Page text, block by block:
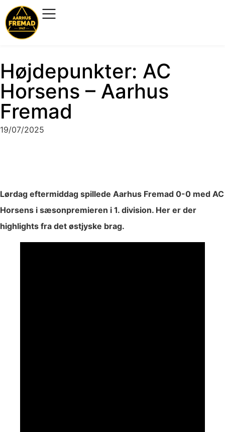
Højdepunkter: AC
Horsens – Aarhus
Fremad
19/07/2025
Lørdag eftermiddag spillede Aarhus Fremad 0-0 med AC
Horsens i sæsonpremieren i 1. division. Her er der
highlights fra det østjyske brag.